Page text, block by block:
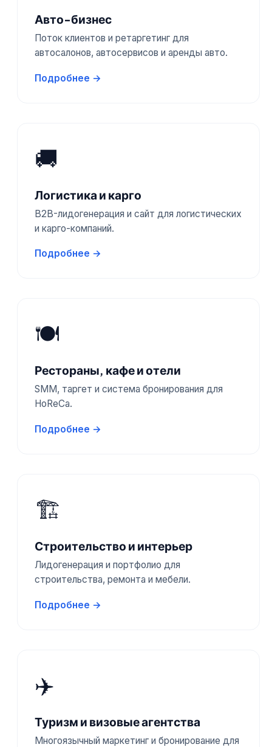
Авто-бизнес
Поток клиентов и ретаргетинг для
автосалонов, автосервисов и аренды авто.
Подробнее →
🚚
Логистика и карго
B2B-лидогенерация и сайт для логистических
и карго-компаний.
Подробнее →
🍽️
Рестораны, кафе и отели
SMM, таргет и система бронирования для
HoReCa.
Подробнее →
🏗️
Строительство и интерьер
Лидогенерация и портфолио для
строительства, ремонта и мебели.
Подробнее →
✈️
Туризм и визовые агентства
Многоязычный маркетинг и бронирование для